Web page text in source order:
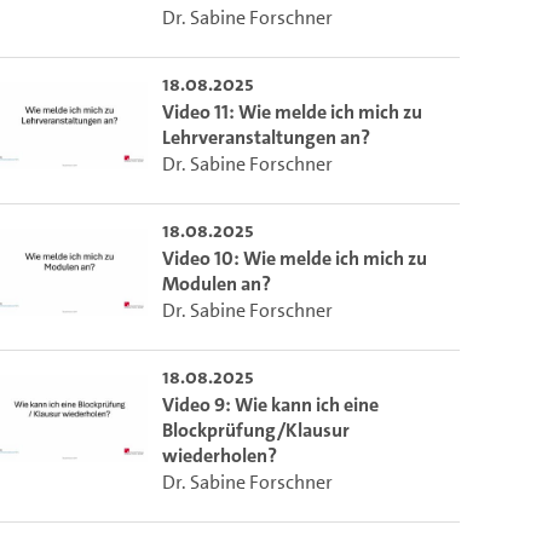
of this video that you selected using the start and end points defined
Dr. Sabine Forschner
18.08.2025
Video 11: Wie melde ich mich zu
Lehrveranstaltungen an?
Dr. Sabine Forschner
18.08.2025
Video 10: Wie melde ich mich zu
Modulen an?
Dr. Sabine Forschner
18.08.2025
Video 9: Wie kann ich eine
Blockprüfung/Klausur
wiederholen?
Dr. Sabine Forschner